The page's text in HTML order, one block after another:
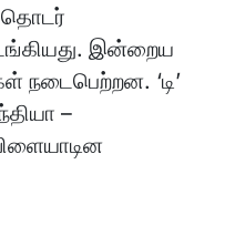
தொடர்
இன்றைய
நடைபெற்றன. ‘டி’
–